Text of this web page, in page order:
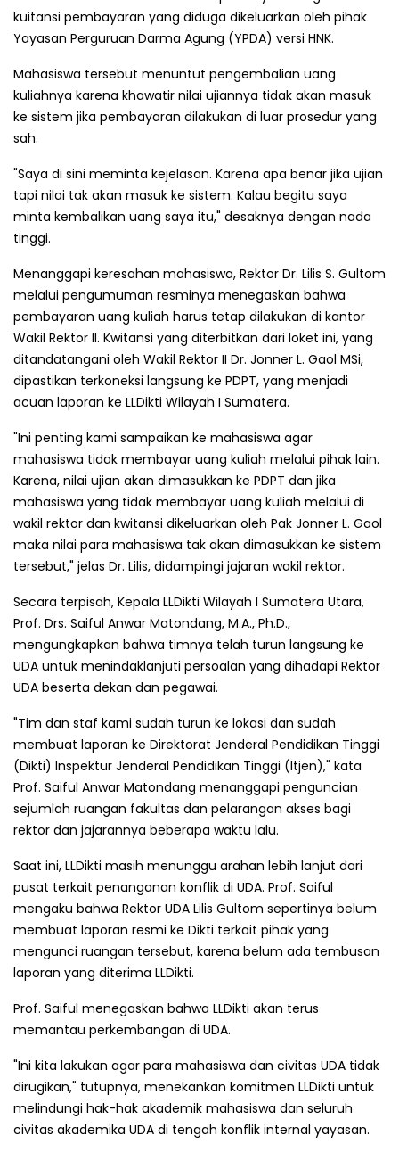
kuitansi pembayaran yang diduga dikeluarkan oleh pihak
Yayasan Perguruan Darma Agung (YPDA) versi HNK.
Mahasiswa tersebut menuntut pengembalian uang
kuliahnya karena khawatir nilai ujiannya tidak akan masuk
ke sistem jika pembayaran dilakukan di luar prosedur yang
sah.
"Saya di sini meminta kejelasan. Karena apa benar jika ujian
tapi nilai tak akan masuk ke sistem. Kalau begitu saya
minta kembalikan uang saya itu," desaknya dengan nada
tinggi.
Menanggapi keresahan mahasiswa, Rektor Dr. Lilis S. Gultom
melalui pengumuman resminya menegaskan bahwa
pembayaran uang kuliah harus tetap dilakukan di kantor
Wakil Rektor II. Kwitansi yang diterbitkan dari loket ini, yang
ditandatangani oleh Wakil Rektor II Dr. Jonner L. Gaol MSi,
dipastikan terkoneksi langsung ke PDPT, yang menjadi
acuan laporan ke LLDikti Wilayah I Sumatera.
"Ini penting kami sampaikan ke mahasiswa agar
mahasiswa tidak membayar uang kuliah melalui pihak lain.
Karena, nilai ujian akan dimasukkan ke PDPT dan jika
mahasiswa yang tidak membayar uang kuliah melalui di
wakil rektor dan kwitansi dikeluarkan oleh Pak Jonner L. Gaol
maka nilai para mahasiswa tak akan dimasukkan ke sistem
tersebut," jelas Dr. Lilis, didampingi jajaran wakil rektor.
Secara terpisah, Kepala LLDikti Wilayah I Sumatera Utara,
Prof. Drs. Saiful Anwar Matondang, M.A., Ph.D.,
mengungkapkan bahwa timnya telah turun langsung ke
UDA untuk menindaklanjuti persoalan yang dihadapi Rektor
UDA beserta dekan dan pegawai.
"Tim dan staf kami sudah turun ke lokasi dan sudah
membuat laporan ke Direktorat Jenderal Pendidikan Tinggi
(Dikti) Inspektur Jenderal Pendidikan Tinggi (Itjen)," kata
Prof. Saiful Anwar Matondang menanggapi penguncian
sejumlah ruangan fakultas dan pelarangan akses bagi
rektor dan jajarannya beberapa waktu lalu.
Saat ini, LLDikti masih menunggu arahan lebih lanjut dari
pusat terkait penanganan konflik di UDA. Prof. Saiful
mengaku bahwa Rektor UDA Lilis Gultom sepertinya belum
membuat laporan resmi ke Dikti terkait pihak yang
mengunci ruangan tersebut, karena belum ada tembusan
laporan yang diterima LLDikti.
Prof. Saiful menegaskan bahwa LLDikti akan terus
memantau perkembangan di UDA.
"Ini kita lakukan agar para mahasiswa dan civitas UDA tidak
dirugikan," tutupnya, menekankan komitmen LLDikti untuk
melindungi hak-hak akademik mahasiswa dan seluruh
civitas akademika UDA di tengah konflik internal yayasan.